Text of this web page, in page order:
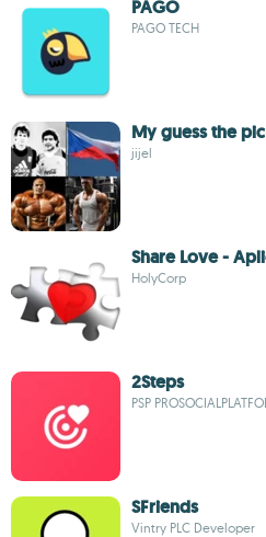
PAGO
PAGO TECH
My guess the pic
jijel
Share Love -
HolyCorp
2Steps
PSP
SFriends
Vintry PLC Developer